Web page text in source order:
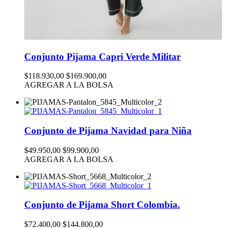
Conjunto Pijama Capri Verde Militar
$118.930,00 $169.900,00
AGREGAR A LA BOLSA
Conjunto de Pijama Navidad para Niña
$49.950,00 $99.900,00
AGREGAR A LA BOLSA
Conjunto de Pijama Short Colombia.
$72.400,00 $144.800,00